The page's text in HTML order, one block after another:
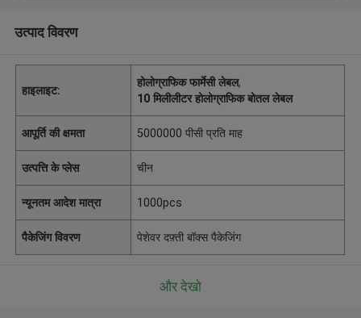
उत्पाद विवरण
हाइलाइट:
होलोग्राफिक फार्मेसी लेबल,
10 मिलीलीटर होलोग्राफिक बोतल लेबल
आपूर्ति की क्षमता 5000000 पीसी प्रति माह
उत्पत्ति के प्लेस चीन
न्यूनतम आदेश मात्रा 1000pcs
पैकेजिंग विवरण पेशेवर दफ़्ती बॉक्स पैकेजिंग
और देखो